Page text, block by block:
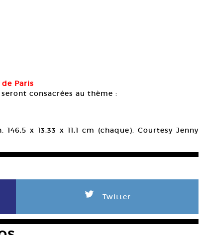
Paris
consacrées au thème :
x 13,33 x 11,1 cm (chaque). Courtesy Jenny
L Twitter